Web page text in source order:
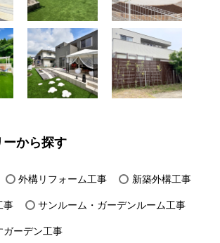
ーから探す
外構リフォーム工事 新築外構工事
事 サンルーム・ガーデンルーム工事
ガーデン工事